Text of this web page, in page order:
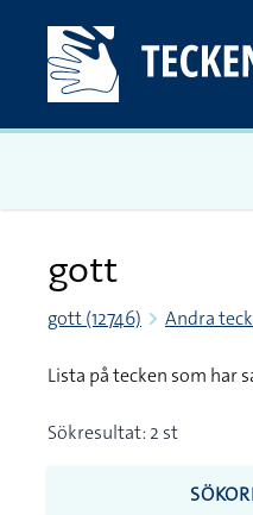
gott
gott (12746) Andra
Lista på tecken som har
Sökresultat: 2 st